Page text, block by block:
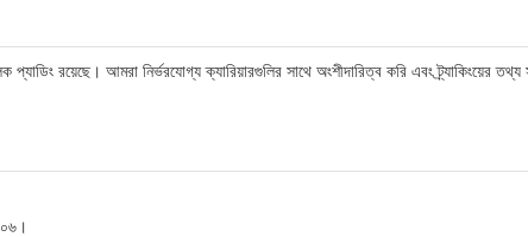
প্যাডিং রয়েছে। আমরা নির্ভরযোগ্য ক্যারিয়ারগুলির সাথে অংশীদারিত্ব করি এবং ট্র্যাকিংয়ের